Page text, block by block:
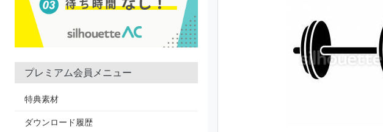
プレミアム会員メニュー
特典素材
ダウンロード履歴